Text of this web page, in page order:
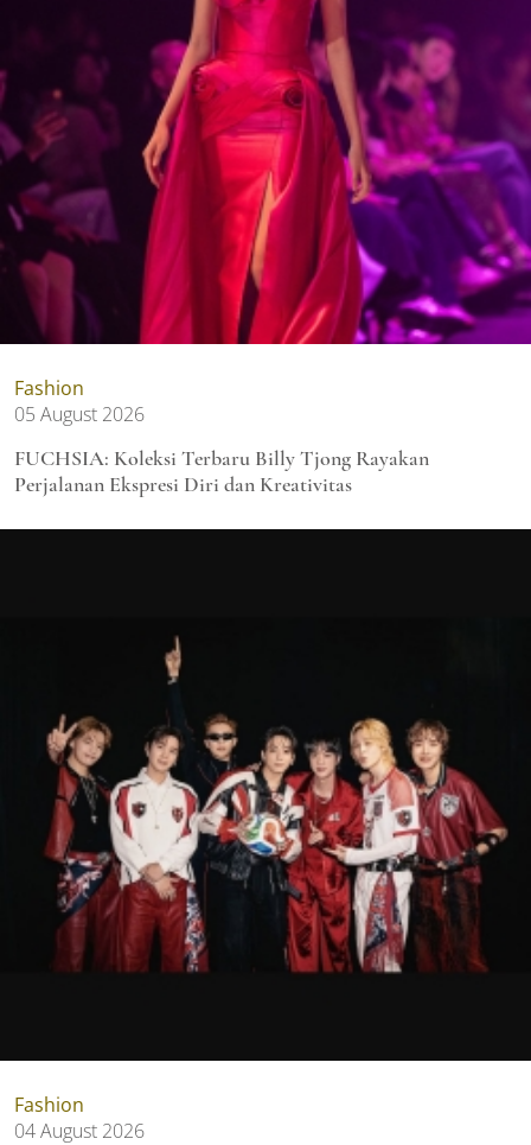
Fashion
05 August 2026
FUCHSIA: Koleksi Terbaru Billy Tjong Rayakan
Perjalanan Ekspresi Diri dan Kreativitas
Fashion
04 August 2026